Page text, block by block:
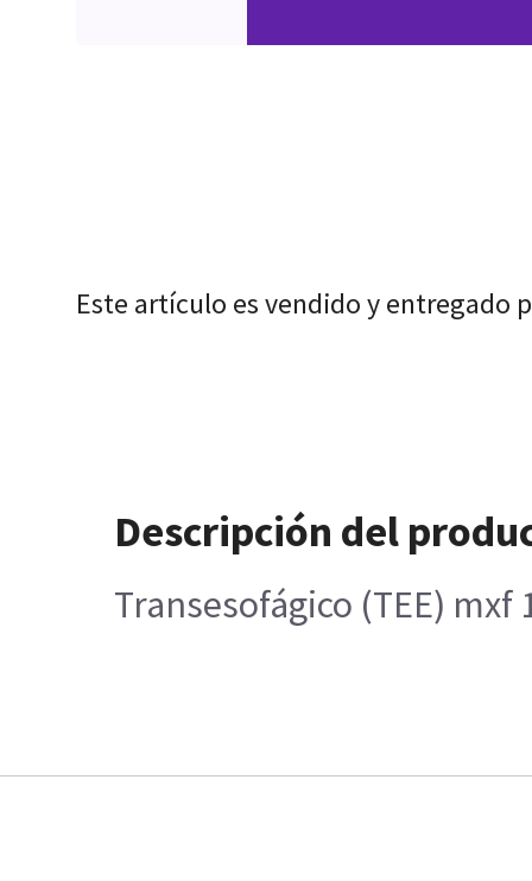
Este artículo es vendido y entregado
Descripción del
Transesofágico (TEE)